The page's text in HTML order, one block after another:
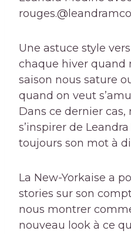
rouges.
Une astuce style
chaque hiver quand
saison nous sature
quand on veut
Dans ce dernier
s’inspirer de
toujours son mot à
La New-Yorkaise a
stories sur son
nous montrer
nouveau look à ce